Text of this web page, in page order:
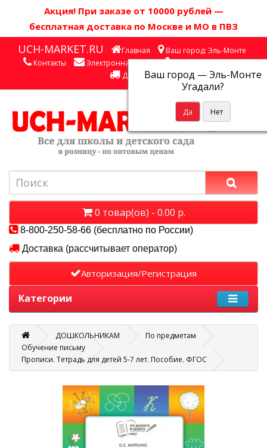
Акция! При заказе от 10000 рублей —
бесплатная доставка по Москве и МО в ПВЗ
UCH-MARKET.RU Главная Ваш город: Эль-Монте
Ваш город —Эль-Монте
Угадали?
Контакты Электронная почта
Личный кабинет
Доставка
0 товар(ов) - 0.00 р.
8-800-250-58-66 (бесплатно по России)
Доставка (рассчитывает оператор)
Авторизация/Регистрация
Категории
ДОШКОЛЬНИКАМ
По предметам
Обучение письму
Прописи. Тетрадь для детей 5-7 лет. Пособие. ФГОС